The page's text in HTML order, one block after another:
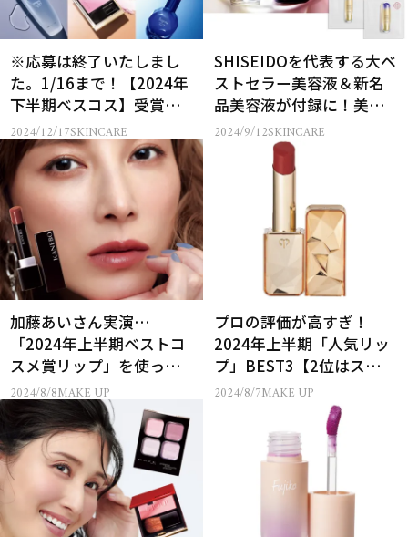
※応募は終了いたしまし
た。1/16まで！【2024年
下半期ベスコス】受賞コ
スメを53名様にプレゼン
ト！
2024/12/17SKINCARE
SHISEIDOを代表する大ベ
ストセラー美容液＆新名
品美容液が付録に！美
ST11月号付録情報
2024/9/12SKINCARE
加藤あいさん実演…
「2024年上半期ベストコ
スメ賞リップ」を使って
みた！
2024/8/8MAKE UP
プロの評価が高すぎ！
2024年上半期「人気リッ
プ」BEST3【2位はスッ
ク、さて1位は？】
2024/8/7MAKE UP